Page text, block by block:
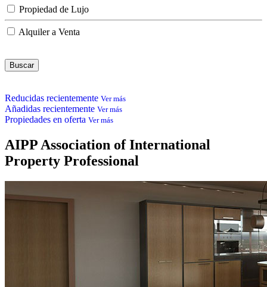
Propiedad de Lujo
Alquiler a Venta
Reducidas recientemente Ver más
Añadidas recientemente Ver más
Propiedades en oferta Ver más
AIPP Association of International
Property Professional